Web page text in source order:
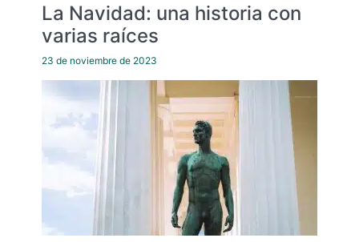
La Navidad: una historia con
varias raíces
23 de noviembre de 2023